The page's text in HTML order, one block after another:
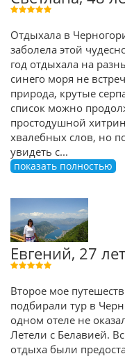
Отдыхала в
заболела этой
год отдыхала на
синего моря не
природа, крутые
список можно
простодушной
хвалебных слов, но
увидеть с...
показать полностью
Евгений, 27 лет
Второе мое
подбирали тур в
одном отеле не
Летели с Белавией.
отдыха были